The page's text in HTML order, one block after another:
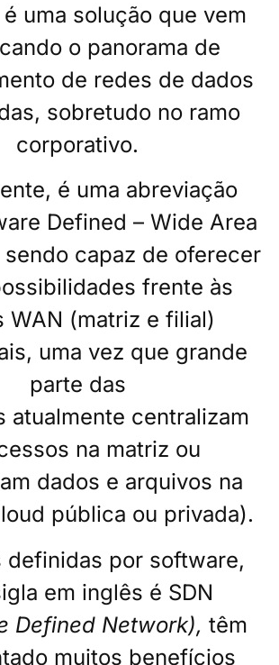
uma solução que vem
o panorama de
de redes de dados
sobretudo no ramo
corporativo.
é uma abreviação
Defined – Wide Area
capaz de oferecer
frente às
WAN (matriz e filial)
uma vez que grande
parte das
atualmente centralizam
na matriz ou
dados e arquivos na
pública ou privada).
definidas por software,
em inglês é SDN
Defined Network), têm
muitos benefícios